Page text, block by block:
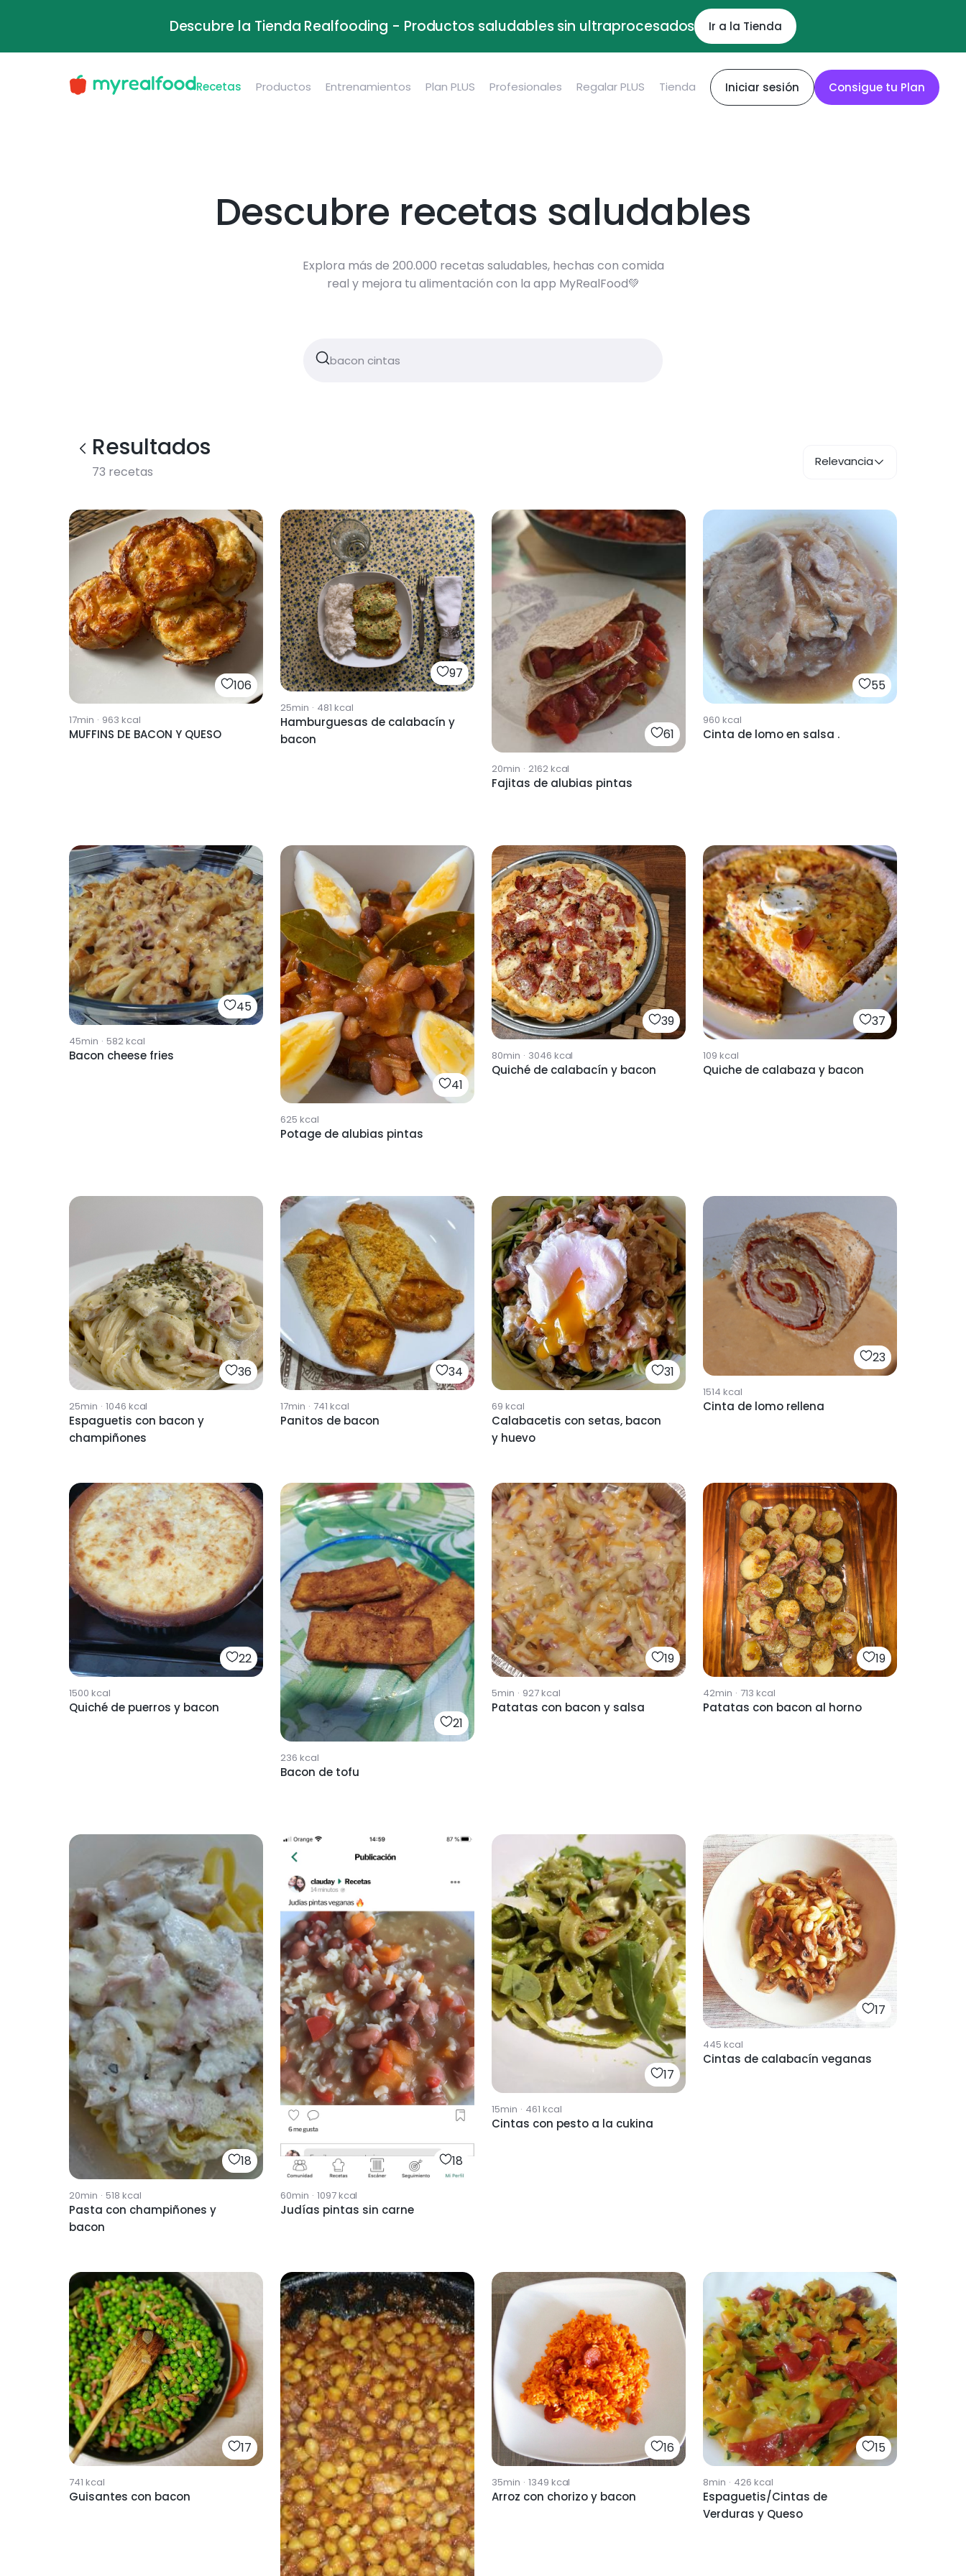
Descubre la Tienda Realfooding - Productos saludables sin ultraprocesados Ir a la Tienda
Recetas Productos Entrenamientos Plan PLUS Profesionales Regalar PLUS Tienda Iniciar sesión Consigue tu Plan
Descubre recetas saludables
Explora más de 200.000 recetas saludables, hechas con comida
real y mejora tu alimentación con la app MyRealFood💚
Resultados
73 recetas
Relevancia
106
17min · 963 kcal
MUFFINS DE BACON Y QUESO
97
25min · 481 kcal
Hamburguesas de calabacín y
bacon
61
20min · 2162kcal
Fajitas de alubias pintas
55
960 kcal
Cinta de lomo en salsa .
45
45min · 582kcal
Bacon cheese fries
41
625 kcal
Potage de alubias pintas
39
80min · 3046 kcal
Quiché de calabacín y bacon
37
109 kcal
Quiche de calabaza y bacon
36
25min · 1046 kcal
Espaguetis con bacon y
champiñones
34
17min · 741 kcal
Panitos de bacon
31
69 kcal
Calabacetis con setas, bacon
y huevo
23
1514 kcal
Cinta de lomo rellena
22
1500 kcal
Quiché de puerros y bacon
21
236 kcal
Bacon de tofu
19
5min · 927kcal
Patatas con bacon y salsa
19
42min · 713 kcal
Patatas con bacon al horno
18
20min · 518 kcal
Pasta con champiñones y
bacon
18
60min · 1097kcal
Judías pintas sin carne
17
15min · 461 kcal
Cintas con pesto a la cukina
17
445 kcal
Cintas de calabacín veganas
17
741 kcal
Guisantes con bacon
16
35min · 1349 kcal
Arroz con chorizo y bacon
15
8min · 426 kcal
Espaguetis/Cintas de
Verduras y Queso